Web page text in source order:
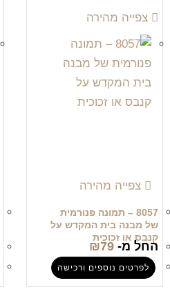
צפייה מהירה
צפייה מהירה
8057 – תמונה פנורמית
של מבנה בית המקדש על
קנבס או זכוכית
החל מ- ₪79
לפרטים נוספים ורכישה